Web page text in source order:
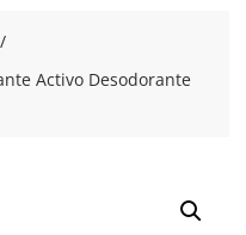
Activo Desodorante